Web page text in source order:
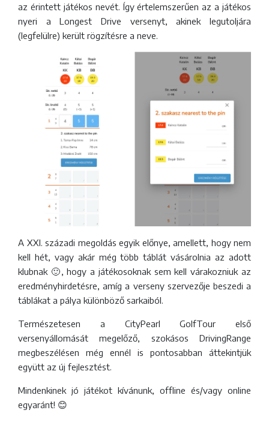
az érintett játékos nevét. Így értelemszerűen az a játékos
nyeri a Longest Drive versenyt, akinek legutoljára
(legfelülre) került rögzítésre a neve.
A XXI. századi megoldás egyik előnye, amellett, hogy nem
kell hét, vagy akár még több táblát vásárolnia az adott
klubnak 🙂, hogy a játékosoknak sem kell várakozniuk az
eredményhirdetésre, amíg a verseny szervezője beszedi a
táblákat a pálya különböző sarkaiból.
Természetesen a CityPearl GolfTour első
versenyállomását megelőző, szokásos DrivingRange
megbeszélésen még ennél is pontosabban áttekintjük
együtt az új fejlesztést.
Mindenkinek jó játékot kívánunk, offline és/vagy online
egyaránt! 😊